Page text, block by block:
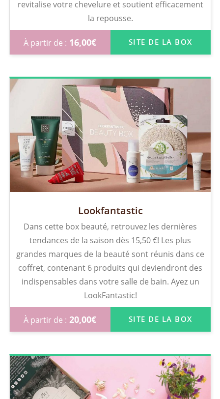
revitalise votre chevelure et soutient efficacement
la repousse.
16,00€ SITE DE LA BOX
Lookfantastic
Dans cette box beauté, retrouvez les dernières
tendances de la saison dès 15,50 €! Les plus
grandes marques de la beauté sont réunis dans ce
coffret, contenant 6 produits qui deviendront des
indispensables dans votre salle de bain. Ayez un
LookFantastic!
20,00€ SITE DE LA BOX